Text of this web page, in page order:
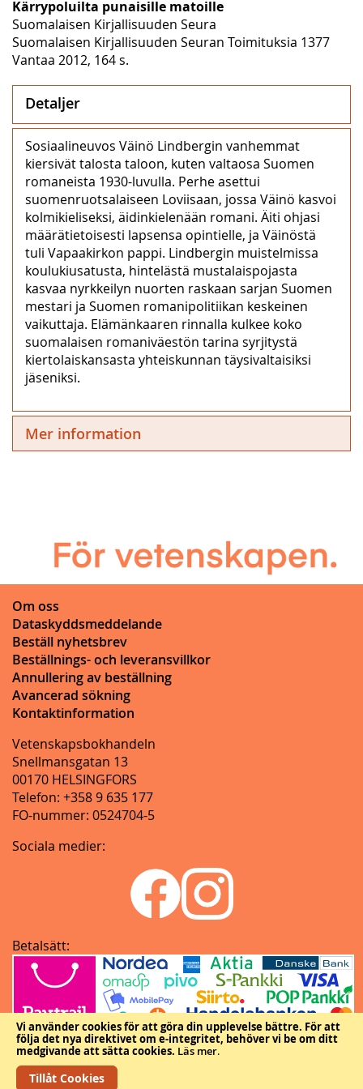
Vi använder cookies för att göra din upplevelse bättre. För att
följa det nya direktivet om e-integritet, behöver vi be om ditt
medgivande att sätta cookies. Läs mer.
Tillåt Cookies
Kärrypoluilta punaisille matoille
Suomalaisen Kirjallisuuden Seura
Suomalaisen Kirjallisuuden Seuran Toimituksia 1377
Vantaa 2012, 164 s.
Detaljer
Sosiaalineuvos Väinö Lindbergin vanhemmat
kiersivät talosta taloon, kuten valtaosa Suomen
romaneista 1930-luvulla. Perhe asettui
suomenruotsalaiseen Loviisaan, jossa Väinö kasvoi
kolmikieliseksi, äidinkielenään romani. Äiti ohjasi
määrätietoisesti lapsensa opintielle, ja Väinöstä
tuli Vapaakirkon pappi. Lindbergin muistelmissa
koulukiusatusta, hintelästä mustalaispojasta
kasvaa nyrkkeilyn nuorten raskaan sarjan Suomen
mestari ja Suomen romanipolitiikan keskeinen
vaikuttaja. Elämänkaaren rinnalla kulkee koko
suomalaisen romaniväestön tarina syrjitystä
kiertolaiskansasta yhteiskunnan täysivaltaisiksi
jäseniksi.
Mer information
Om oss
Dataskyddsmeddelande
Beställ nyhetsbrev
Beställnings- och leveransvillkor
Annullering av beställning
Avancerad sökning
Kontaktinformation
Vetenskapsbokhandeln
Snellmansgatan 13
00170 HELSINGFORS
Telefon: +358 9 635 177
FO-nummer: 0524704-5
Sociala medier:
Betalsätt:
Copyright © Vetenskapliga samfundens delegation.